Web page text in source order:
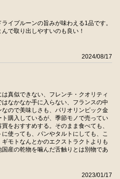
イプルーンの旨みが味わえる1品です。
で取り出しやすいのも良い！
2024/08/17
真似できない、フレンチ・クオリティ
なかなか手に入らない、フランスの中
ので美味しさも、パリオリンピック金
購入しているが、季節モノで売ってい
をおすすめする。そのまま食べても、
使っても、パンやタルトにしても、こ
モトなんとかのエクストラクトよりも
産の乾物を噛んだ舌触りとは別物であ
2023/01/17